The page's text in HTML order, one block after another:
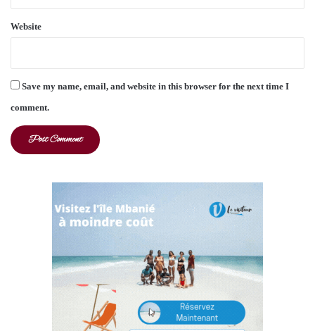
Website
Save my name, email, and website in this browser for the next time I
comment.